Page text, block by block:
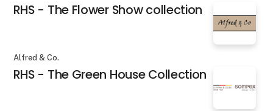
RHS - The Flower Show collection
Alfred & Co.
RHS - The Green House Collection